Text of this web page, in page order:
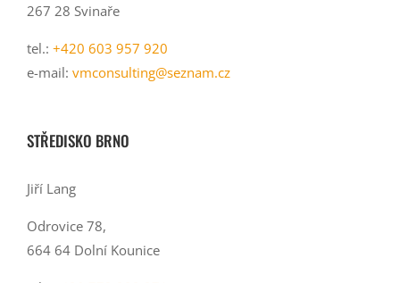
267 28 Svinaře
tel.: +420 603 957 920
e-mail: vmconsulting@seznam.cz
STŘEDISKO BRNO
Jiří Lang
Odrovice 78,
664 64 Dolní Kounice